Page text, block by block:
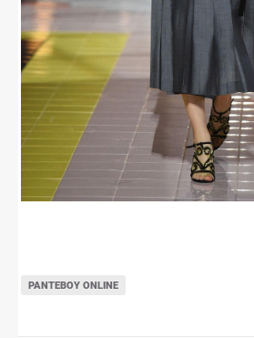
ΡΑΝΤΕΒΟΎ ONLINE